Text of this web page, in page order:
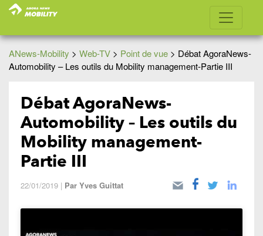
ANews-Mobility > Web-TV > Point de vue > Débat AgoraNews-
Automobility – Les outils du Mobility management-Partie III
Débat AgoraNews-
Automobility – Les outils du
Mobility management-
Partie III
22/01/2019 | Par Yves Guittat